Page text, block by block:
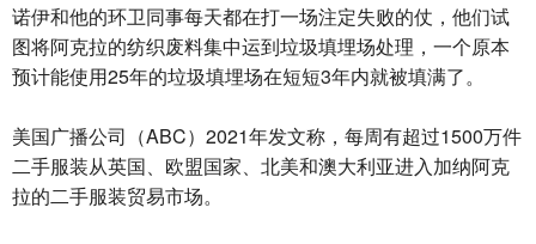
诺伊和他的环卫同事每天都在打一场注定失败的仗，他们试
图将阿克拉的纺织废料集中运到垃圾填埋场处理，一个原本
预计能使用25年的垃圾填埋场在短短3年内就被填满了。
美国广播公司（ABC）2021年发文称，每周有超过1500万件
二手服装从英国、欧盟国家、北美和澳大利亚进入加纳阿克
拉的二手服装贸易市场。